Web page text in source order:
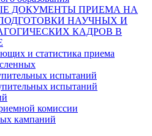
ДОКУМЕНТЫ ПРИЕМА НА
НАУЧНЫХ И
КАДРОВ В
и статистика приема
испытаний
испытаний
комиссии
кампаний